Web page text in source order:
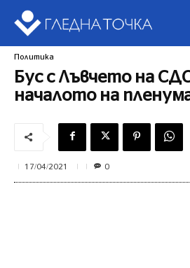
Политика
Бус с Лъвчето на
началото на
17/04/2021 0